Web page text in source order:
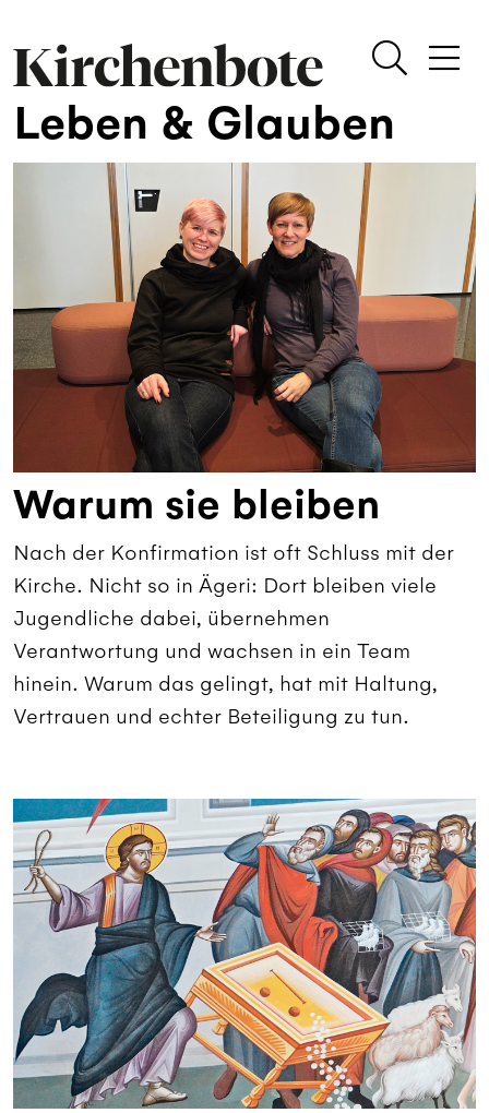
Leben & Glauben
Warum sie bleiben
Nach der Konfirmation ist oft Schluss mit der
Kirche. Nicht so in Ägeri: Dort bleiben viele
Jugendliche dabei, übernehmen
Verantwortung und wachsen in ein Team
hinein. Warum das gelingt, hat mit Haltung,
Vertrauen und echter Beteiligung zu tun.